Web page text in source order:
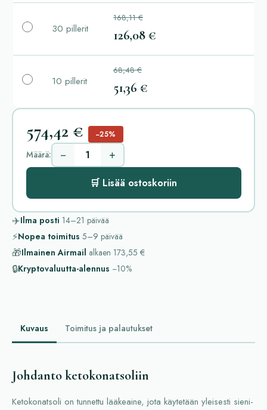
30 pillerit
168,11 €
126,08 €
10 pillerit
68,48 €
51,36 €
574,42 € −25%
Määrä: − +
🛒 Lisää ostoskoriin
✈️Ilma posti 14–21 päivää
⚡Nopea toimitus 5–9 päivää
🎁Ilmainen Airmail alkaen 173,55 €
🔒Kryptovaluutta-alennus −10%
Kuvaus Toimitus ja palautukset
Johdanto ketokonatsoliin
Ketokonatsoli on tunnettu lääkeaine, jota käytetään yleisesti sieni-